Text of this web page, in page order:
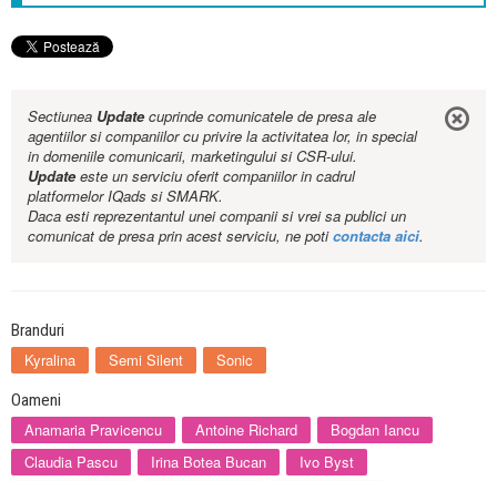
Sectiunea Updatecuprinde comunicatele de presa ale
agentiilor si companiilor cu privire la activitatea lor, in special
in domeniile comunicarii, marketingului si CSR-ului.
Updateeste un serviciu oferit companiilor in cadrul
platformelor IQads si SMARK.
Daca esti reprezentantul unei companii si vrei sa publici un
comunicat de presa prin acest serviciu, ne poticontacta aici.
Branduri
Kyralina Semi Silent Sonic
Oameni
Anamaria Pravicencu Antoine Richard
Bogdan Iancu
Claudia Pascu
Irina Botea Bucan
Ivo Byst